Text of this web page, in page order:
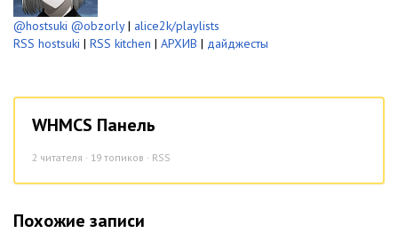
@hostsuki @obzorly| alice2k/playlists
RSS hostsuki | RSS kitchen | АРХИВ | дайджесты
WHMCS Панель
2 читателя · 19 топиков · RSS
Похожие записи